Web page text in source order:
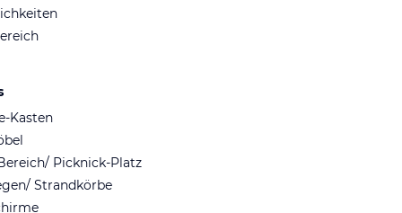
Kasten
Picknick-Platz
Strandkörbe